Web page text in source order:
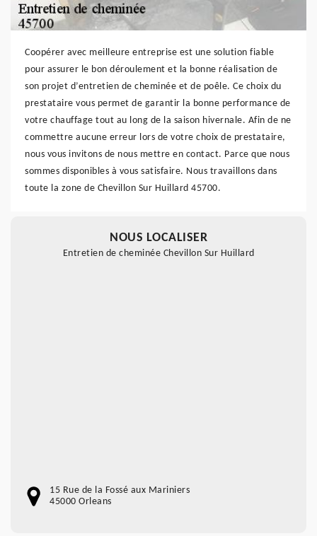
Coopérer avec meilleure entreprise est une solution fiable
pour assurer le bon déroulement et la bonne réalisation de
son projet d’entretien de cheminée et de poêle. Ce choix du
prestataire vous permet de garantir la bonne performance de
votre chauffage tout au long de la saison hivernale. Afin de ne
commettre aucune erreur lors de votre choix de prestataire,
nous vous invitons de nous mettre en contact. Parce que nous
sommes disponibles à vous satisfaire. Nous travaillons dans
toute la zone de Chevillon Sur Huillard 45700.
NOUS LOCALISER
Entretien de cheminée Chevillon Sur Huillard
15 Rue de la Fossé aux Mariniers
45000 Orleans